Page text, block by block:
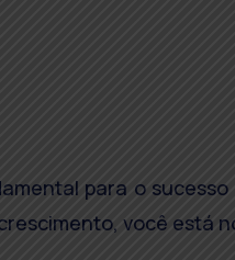
para o
você está